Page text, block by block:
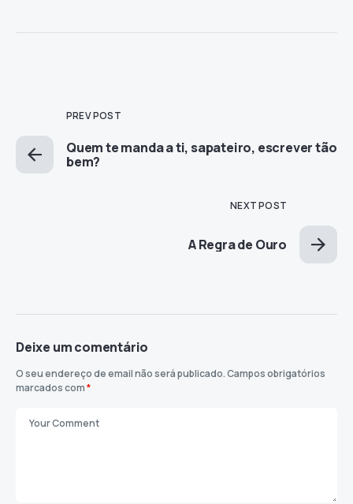
PREV POST
Quem te manda a ti, sapateiro, escrever tão
bem?
NEXT POST
A Regra de Ouro
Deixe um comentário
O seu endereço de email não será publicado.Campos obrigatórios
marcados com*